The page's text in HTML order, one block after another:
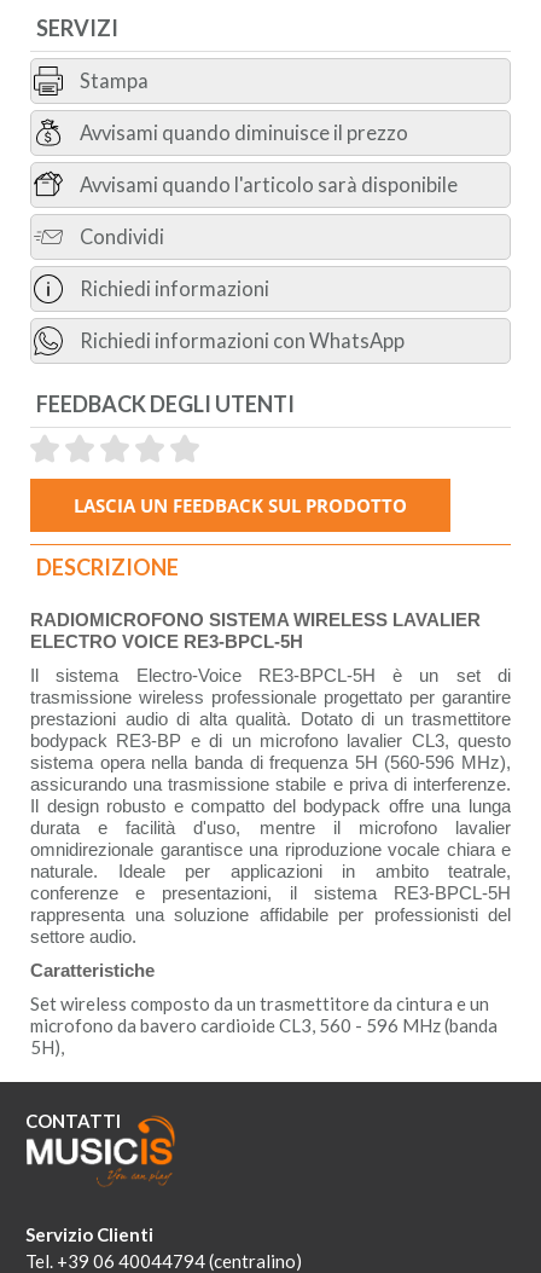
SERVIZI
Stampa
Avvisami quando diminuisce il prezzo
Avvisami quando l'articolo sarà disponibile
Condividi
Richiedi informazioni
Richiedi informazioni con WhatsApp
FEEDBACK DEGLI UTENTI
DESCRIZIONE
RADIOMICROFONO SISTEMA WIRELESS LAVALIER
ELECTRO VOICE RE3-BPCL-5H
Il sistema Electro-Voice RE3-BPCL-5H è un set di
trasmissione wireless professionale progettato per garantire
prestazioni audio di alta qualità. Dotato di un trasmettitore
bodypack RE3-BP e di un microfono lavalier CL3, questo
sistema opera nella banda di frequenza 5H (560-596 MHz),
assicurando una trasmissione stabile e priva di interferenze.
Il design robusto e compatto del bodypack offre una lunga
durata e facilità d'uso, mentre il microfono lavalier
omnidirezionale garantisce una riproduzione vocale chiara e
naturale. Ideale per applicazioni in ambito teatrale,
conferenze e presentazioni, il sistema RE3-BPCL-5H
rappresenta una soluzione affidabile per professionisti del
settore audio.
Caratteristiche
Set wireless composto da un trasmettitore da cintura e un
microfono da bavero cardioide CL3, 560 - 596 MHz (banda
5H),
CONTATTI
Servizio Clienti
Tel. +39 06 40044794 (centralino)